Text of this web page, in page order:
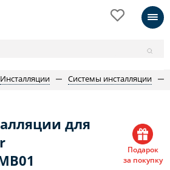
Инсталляции Системы инсталляции
для
Подарок
за покупку